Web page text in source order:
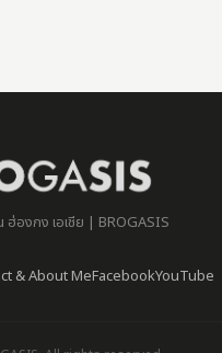
ฮ่องกง เอเชีย | BROGASIS
& About MeFacebookYouTube